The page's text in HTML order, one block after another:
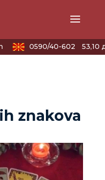
0590/40-602 53,10
znakova